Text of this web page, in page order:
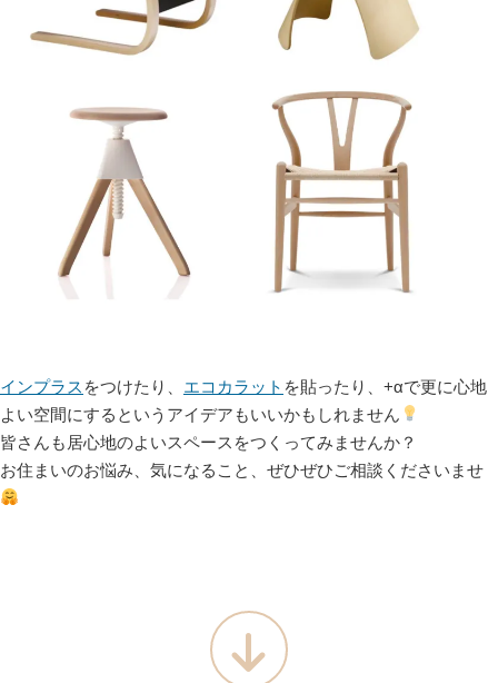
インプラス をつけたり、 エコカラット を貼ったり、+αで更に心地
よい空間にするというアイデアもいいかもしれません
皆さんも居心地のよいスペースをつくってみませんか？
お住まいのお悩み、気になること、ぜひぜひご相談くださいませ